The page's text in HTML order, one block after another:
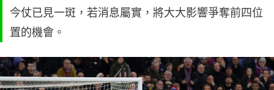
今仗已見一斑，若消息屬實，將大大影響爭奪前四位
置的機會。